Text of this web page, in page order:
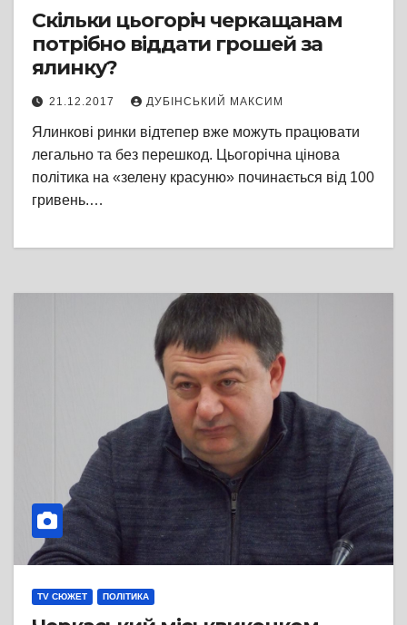
Скільки цьогоріч черкащанам
потрібно віддати грошей за
ялинку?
21.12.2017 ДУБІНСЬКИЙ МАКСИМ
Ялинкові ринки відтепер вже можуть працювати
легально та без перешкод. Цьогорічна цінова
політика на «зелену красуню» починається від 100
гривень.…
TV СЮЖЕТ ПОЛІТИКА